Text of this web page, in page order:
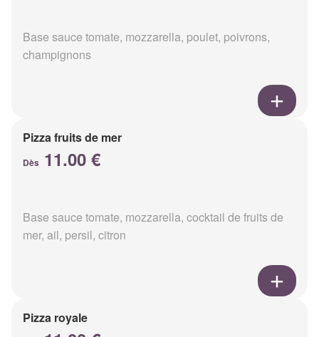
Base sauce tomate, mozzarella, poulet, poivrons,
champignons
Pizza fruits de mer
Dès 11.00 €
Base sauce tomate, mozzarella, cocktail de fruits de
mer, ail, persil, citron
Pizza royale